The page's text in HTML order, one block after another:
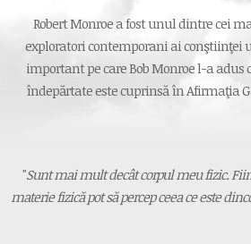
Robert Monroe a fost unul dintre cei
exploratori contemporani ai conştiinţei
important pe care Bob Monroe l-a adus
îndepărtate este cuprinsă în Afirmaţia
"Sunt mai mult decât corpul meu fizic.
materie fizică pot să percep ceea ce este